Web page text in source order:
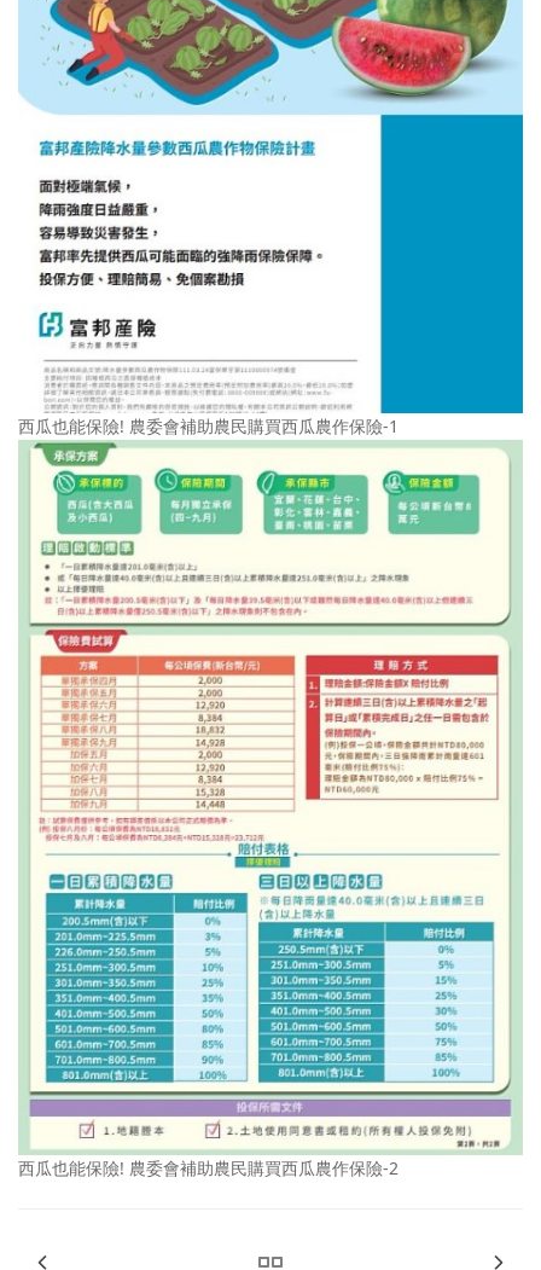
西瓜也能保險! 農委會補助農民購買西瓜農作保險-1
西瓜也能保險! 農委會補助農民購買西瓜農作保險-2